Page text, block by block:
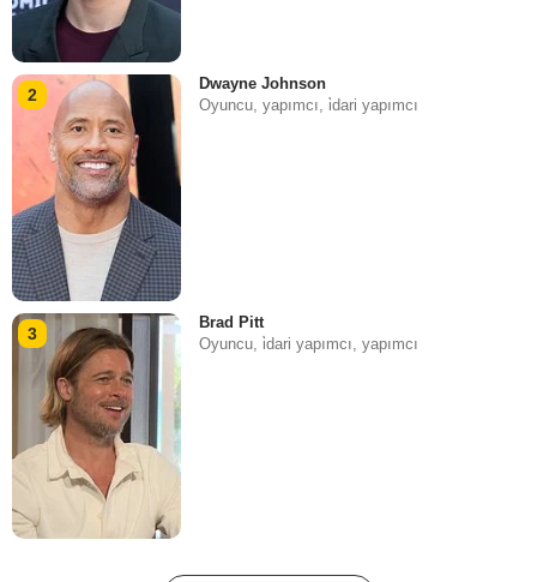
2
Dwayne Johnson
Oyuncu, yapımcı, i̇dari yapımcı
3
Brad Pitt
Oyuncu, i̇dari yapımcı, yapımcı